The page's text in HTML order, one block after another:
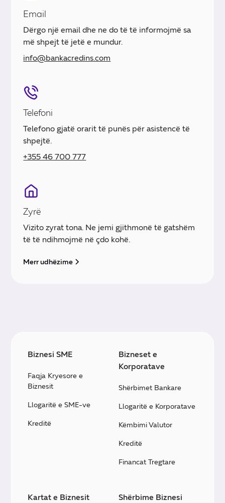
Email
Dërgo një email dhe ne do të të informojmë sa
më shpejt të jetë e mundur.
info@bankacredins.com
Telefoni
Telefono gjatë orarit të punës për asistencë të
shpejtë.
+355 46 700 777
Zyrë
Vizito zyrat tona. Ne jemi gjithmonë të gatshëm
të të ndihmojmë në çdo kohë.
Merr udhëzime
Biznesi SME
Faqja Kryesore e
Biznesit
Llogaritë e SME-ve
Kreditë
Bizneset e
Korporatave
Shërbimet Bankare
Llogaritë e Korporatave
Këmbimi Valutor
Kreditë
Financat Tregtare
Kartat e Biznesit Shërbime Biznesi